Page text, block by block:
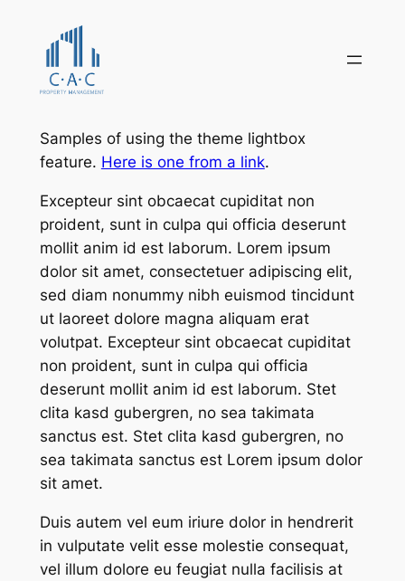
content
Samples of using the theme lightbox
feature. Here is one from a link.
Excepteur sint obcaecat cupiditat non
proident, sunt in culpa qui officia deserunt
mollit anim id est laborum. Lorem ipsum
dolor sit amet, consectetuer adipiscing elit,
sed diam nonummy nibh euismod tincidunt
ut laoreet dolore magna aliquam erat
volutpat. Excepteur sint obcaecat cupiditat
non proident, sunt in culpa qui officia
deserunt mollit anim id est laborum. Stet
clita kasd gubergren, no sea takimata
sanctus est. Stet clita kasd gubergren, no
sea takimata sanctus est Lorem ipsum dolor
sit amet.
Duis autem vel eum iriure dolor in hendrerit
in vulputate velit esse molestie consequat,
vel illum dolore eu feugiat nulla facilisis at